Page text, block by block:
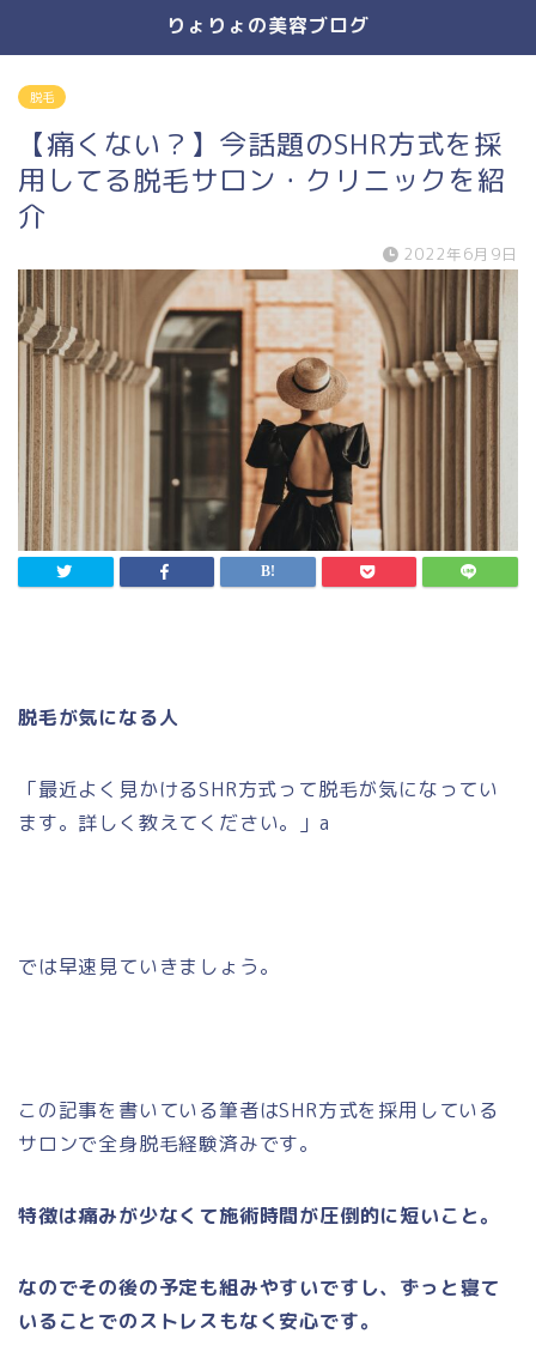
りょりょの美容ブログ
脱毛
【痛くない？】今話題のSHR方式を採
用してる脱毛サロン・クリニックを紹
介
2022年6月9日
脱毛が気になる人
「最近よく見かけるSHR方式って脱毛が気になってい
ます。詳しく教えてください。」a
では早速見ていきましょう。
この記事を書いている筆者はSHR方式を採用している
サロンで全身脱毛経験済みです。
特徴は痛みが少なくて施術時間が圧倒的に短いこと。
なのでその後の予定も組みやすいですし、ずっと寝て
いることでのストレスもなく安心です。